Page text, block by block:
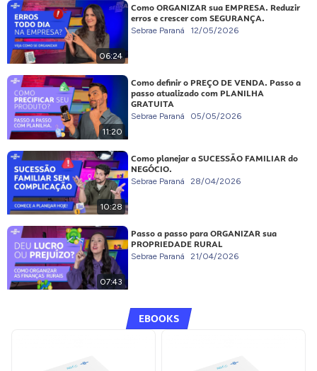
06:24
Como ORGANIZAR sua EMPRESA. Reduzir
erros e crescer com SEGURANÇA.
Sebrae Paraná 12/05/2026
11:20
Como definir o PREÇO DE VENDA. Passo a
passo atualizado com PLANILHA
GRATUITA
Sebrae Paraná 05/05/2026
10:28
Como planejar a SUCESSÃO FAMILIAR do
NEGÓCIO.
Sebrae Paraná 28/04/2026
07:43
Passo a passo para ORGANIZAR sua
PROPRIEDADE RURAL
Sebrae Paraná 21/04/2026
EBOOKS